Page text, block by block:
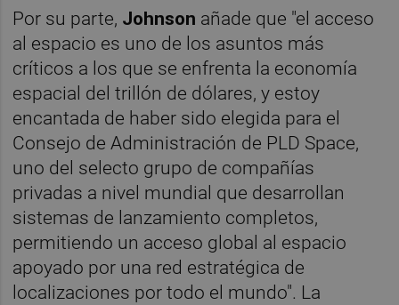
Por su parte, Johnson añade que "el acceso
al espacio es uno de los asuntos más
críticos a los que se enfrenta la economía
espacial del trillón de dólares, y estoy
encantada de haber sido elegida para el
Consejo de Administración de PLD Space,
uno del selecto grupo de compañías
privadas a nivel mundial que desarrollan
sistemas de lanzamiento completos,
permitiendo un acceso global al espacio
apoyado por una red estratégica de
localizaciones por todo el mundo". La